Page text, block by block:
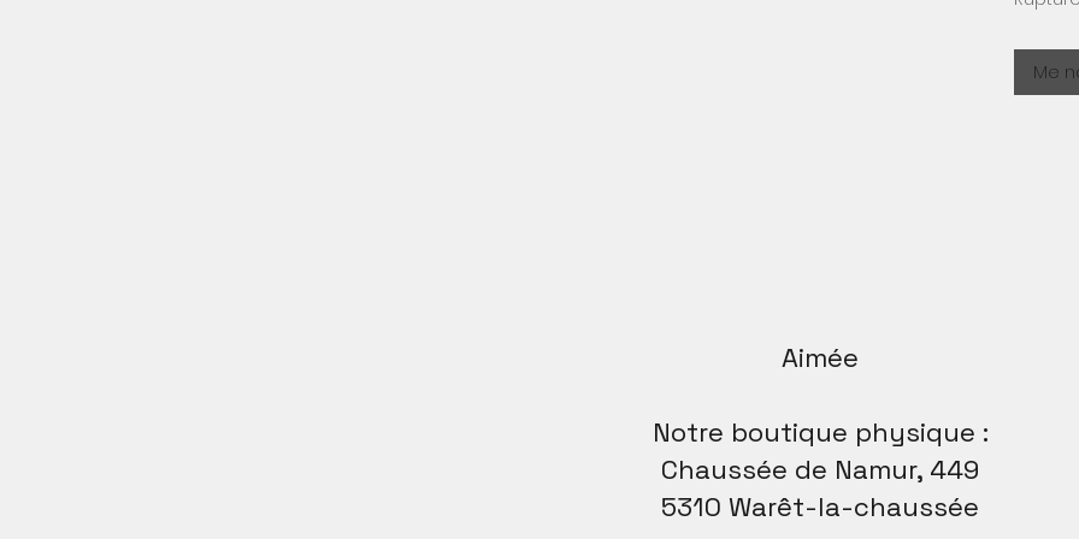
Me
Aimée
Notre boutique physique :
Chaussée de Namur, 449
5310 Warêt-la-chaussée